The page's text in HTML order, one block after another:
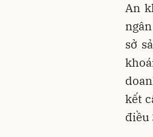
An
sở
kết
điều